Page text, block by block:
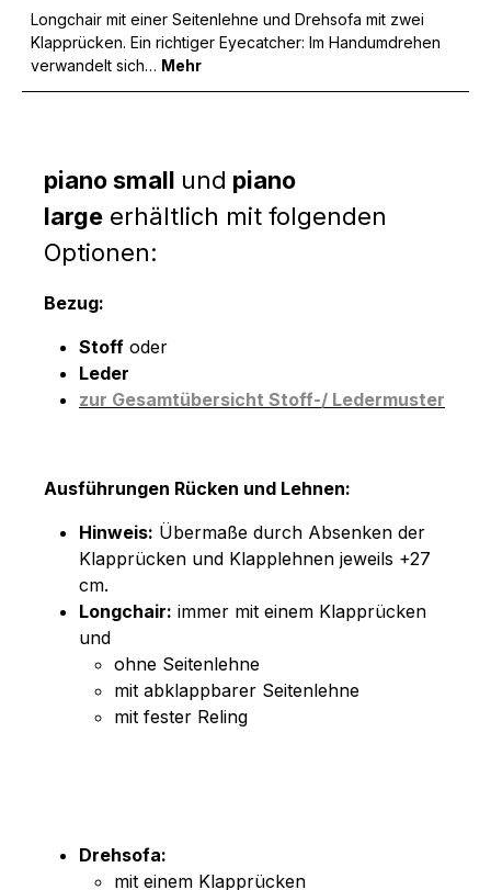
Longchair mit einer Seitenlehne und Drehsofa mit zwei
Klapprücken. Ein richtiger Eyecatcher: Im Handumdrehen
verwandelt sich… Mehr
piano small und piano
large erhältlich mit folgenden
Optionen:
Bezug:
Stoff oder
Leder
zur Gesamtübersicht Stoff-/ Ledermuster
Ausführungen Rücken und Lehnen:
Hinweis: Übermaße durch Absenken der
Klapprücken und Klapplehnen jeweils +27
cm.
Longchair: immer mit einem Klapprücken
und
ohne Seitenlehne
mit abklappbarer Seitenlehne
mit fester Reling
Drehsofa:
mit einem Klapprücken